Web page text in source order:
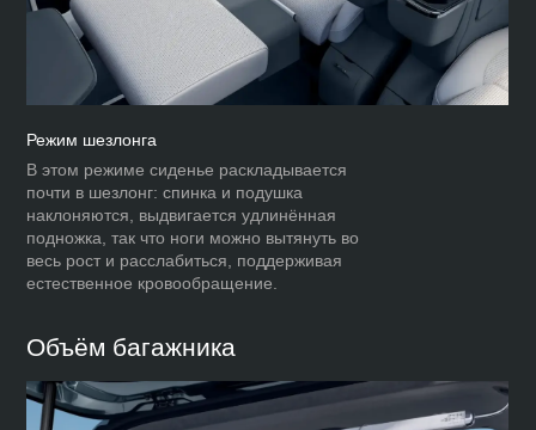
Режим шезлонга
В этом режиме сиденье раскладывается
почти в шезлонг: спинка и подушка
наклоняются, выдвигается удлинённая
подножка, так что ноги можно вытянуть во
весь рост и расслабиться, поддерживая
естественное кровообращение.
Объём багажника